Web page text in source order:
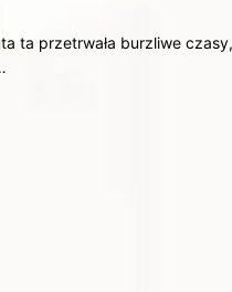
ta przetrwała burzliwe